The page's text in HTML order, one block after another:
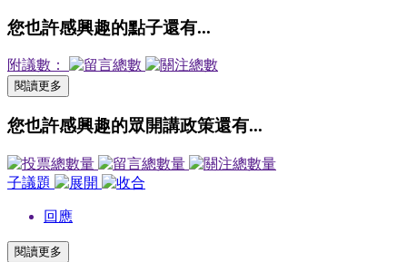
您也許感興趣的點子還有...
附議數：
閱讀更多
您也許感興趣的眾開講政策還有...
子議題
回應
閱讀更多